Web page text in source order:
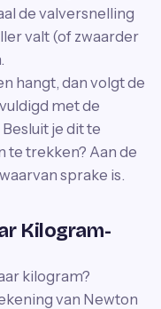
de valversnelling
valt (of zwaarder
hangt, dan volgt de
met de
je dit te
te trekken? Aan de
sprake is.
Kilogram-
kilogram?
van Newton